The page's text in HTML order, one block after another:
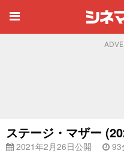
ステージ・マザー
2021年2月26日公開 93